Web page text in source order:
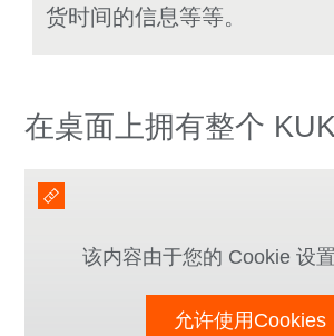
货时间的信息等等。
在桌面上拥有整个
该内容由于您的 Cookie 设置
允许使用Cookies